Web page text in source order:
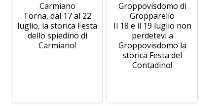
Carmiano
Torna, dal 17 al 22
luglio, la storica Festa
dello spiedino di
Carmiano!
Groppovisdomo di
Gropparello
Il 18 e il 19 luglio non
perdetevi a
Groppovisdomo la
storica Festa del
Contadino!